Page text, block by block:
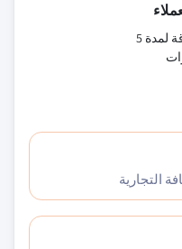
قيمة العلاقة لمدة 5
التجارية